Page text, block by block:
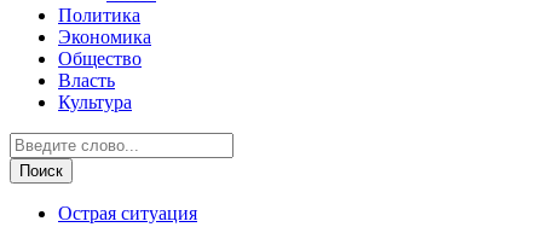
Политика
Экономика
Общество
Власть
Культура
Острая ситуация